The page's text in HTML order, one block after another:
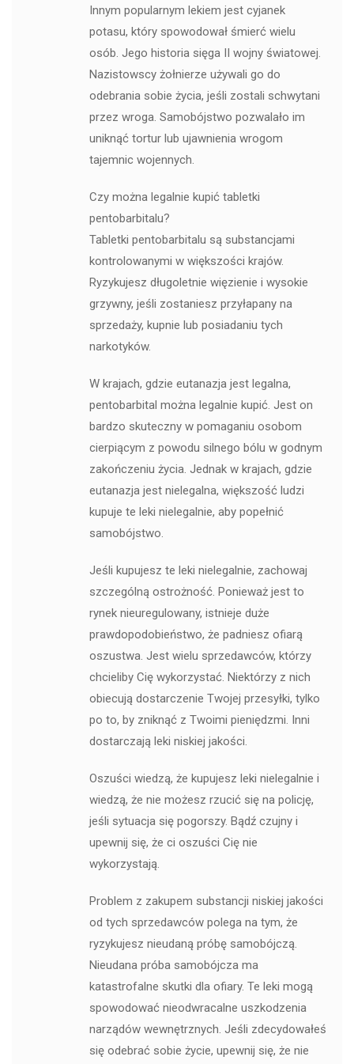
Innym popularnym lekiem jest cyjanek
potasu, który spowodował śmierć wielu
osób. Jego historia sięga II wojny światowej.
Nazistowscy żołnierze używali go do
odebrania sobie życia, jeśli zostali schwytani
przez wroga. Samobójstwo pozwalało im
uniknąć tortur lub ujawnienia wrogom
tajemnic wojennych.
Czy można legalnie kupić tabletki
pentobarbitalu?
Tabletki pentobarbitalu są substancjami
kontrolowanymi w większości krajów.
Ryzykujesz długoletnie więzienie i wysokie
grzywny, jeśli zostaniesz przyłapany na
sprzedaży, kupnie lub posiadaniu tych
narkotyków.
W krajach, gdzie eutanazja jest legalna,
pentobarbital można legalnie kupić. Jest on
bardzo skuteczny w pomaganiu osobom
cierpiącym z powodu silnego bólu w godnym
zakończeniu życia. Jednak w krajach, gdzie
eutanazja jest nielegalna, większość ludzi
kupuje te leki nielegalnie, aby popełnić
samobójstwo.
Jeśli kupujesz te leki nielegalnie, zachowaj
szczególną ostrożność. Ponieważ jest to
rynek nieuregulowany, istnieje duże
prawdopodobieństwo, że padniesz ofiarą
oszustwa. Jest wielu sprzedawców, którzy
chcieliby Cię wykorzystać. Niektórzy z nich
obiecują dostarczenie Twojej przesyłki, tylko
po to, by zniknąć z Twoimi pieniędzmi. Inni
dostarczają leki niskiej jakości.
Oszuści wiedzą, że kupujesz leki nielegalnie i
wiedzą, że nie możesz rzucić się na policję,
jeśli sytuacja się pogorszy. Bądź czujny i
upewnij się, że ci oszuści Cię nie
wykorzystają.
Problem z zakupem substancji niskiej jakości
od tych sprzedawców polega na tym, że
ryzykujesz nieudaną próbę samobójczą.
Nieudana próba samobójcza ma
katastrofalne skutki dla ofiary. Te leki mogą
spowodować nieodwracalne uszkodzenia
narządów wewnętrznych. Jeśli zdecydowałeś
się odebrać sobie życie, upewnij się, że nie